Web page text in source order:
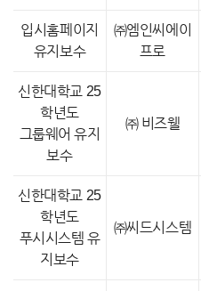
입시홈페이지
유지보수
㈜엠인씨에이
프로
신한대학교 25
학년도
그룹웨어 유지
보수
㈜ 비즈웰
신한대학교 25
학년도
푸시시스템 유
지보수
㈜씨드시스템